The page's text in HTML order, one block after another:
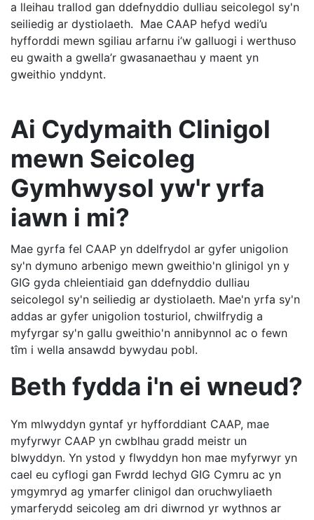
a lleihau trallod gan ddefnyddio dulliau seicolegol sy'n
seiliedig ar dystiolaeth. Mae CAAP hefyd wedi’u
hyfforddi mewn sgiliau arfarnu i’w galluogi i werthuso
eu gwaith a gwella’r gwasanaethau y maent yn
gweithio ynddynt.
Ai Cydymaith Clinigol
mewn Seicoleg
Gymhwysol yw'r yrfa
iawn i mi?
Mae gyrfa fel CAAP yn ddelfrydol ar gyfer unigolion
sy'n dymuno arbenigo mewn gweithio'n glinigol yn y
GIG gyda chleientiaid gan ddefnyddio dulliau
seicolegol sy'n seiliedig ar dystiolaeth. Mae'n yrfa sy'n
addas ar gyfer unigolion tosturiol, chwilfrydig a
myfyrgar sy'n gallu gweithio'n annibynnol ac o fewn
tîm i wella ansawdd bywydau pobl.
Beth fydda i'n ei wneud?
Ym mlwyddyn gyntaf yr hyfforddiant CAAP, mae
myfyrwyr CAAP yn cwblhau gradd meistr un
blwyddyn. Yn ystod y flwyddyn hon mae myfyrwyr yn
cael eu cyflogi gan Fwrdd Iechyd GIG Cymru ac yn
ymgymryd ag ymarfer clinigol dan oruchwyliaeth
ymarferydd seicoleg am dri diwrnod yr wythnos ar